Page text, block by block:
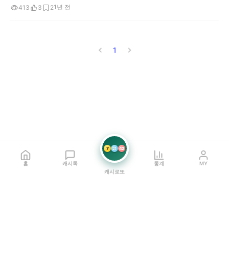
413 3 21년 전
1
홈 캐시톡
7 21 42
캐시로또
통계 MY